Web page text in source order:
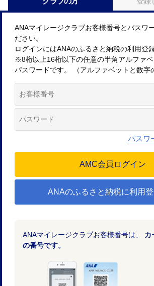
ANAマイレージクラブお客様番号とパスワ
ださい。
ログインにはANAのふるさと納税の利用登
※8桁以上16桁以下の任意の半角アルファ
パスワードです。 （アルファベットと数字
パスワ
ANAのふるさと納税に利用
ANAマイレージクラブお客様番号は、 カ
の番号です。